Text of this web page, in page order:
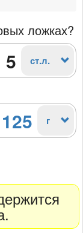
ложках?
ст.л.
125 г